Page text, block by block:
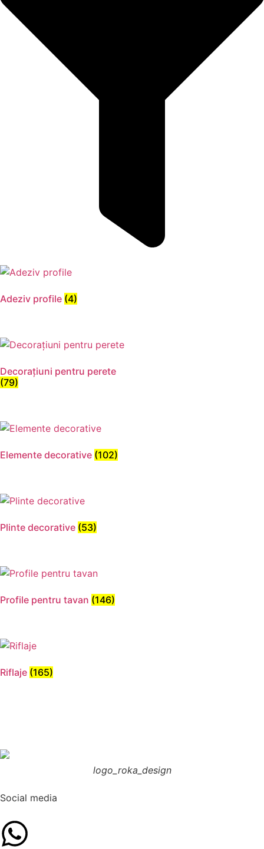
Adeziv profile (4)
Decorațiuni pentru perete
(79)
Elemente decorative (102)
Plinte decorative (53)
Profile pentru tavan (146)
Riflaje (165)
logo_roka_design
Social media